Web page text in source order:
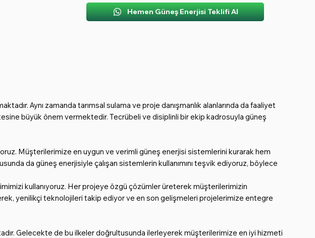
Aynı zamanda tarımsal sulama ve proje danışmanlık alanlarında da faaliyet
büyük önem vermektedir. Tecrübeli ve disiplinli bir ekip kadrosuyla güneş
Müşterilerimize en uygun ve verimli güneş enerjisi sistemlerini kurarak hem
da güneş enerjisiyle çalışan sistemlerin kullanımını teşvik ediyoruz, böylece
kullanıyoruz. Her projeye özgü çözümler üreterek müşterilerimizin
yenilikçi teknolojileri takip ediyor ve en son gelişmeleri projelerimize entegre
Gelecekte de bu ilkeler doğrultusunda ilerleyerek müşterilerimize en iyi hizmeti
Hemen Güneş Enerjisi Teklifi Al